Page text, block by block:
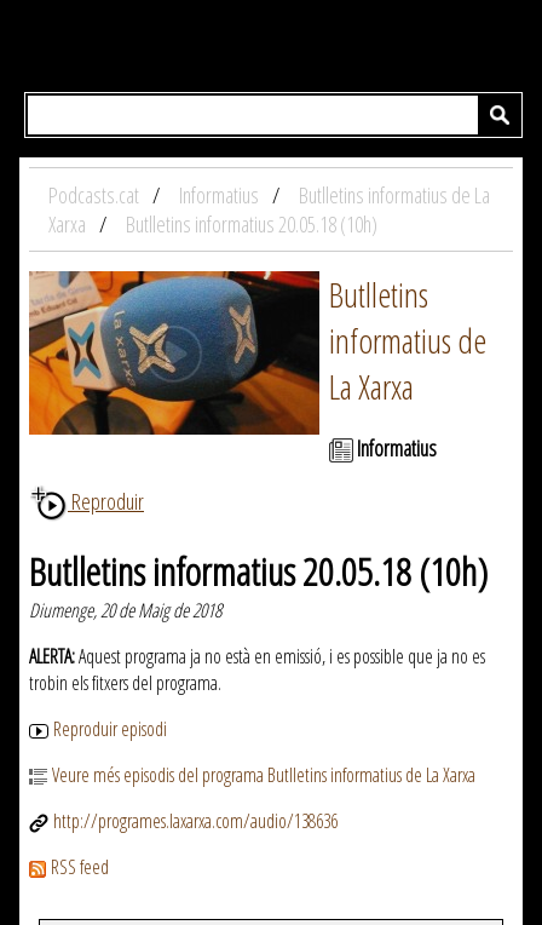
Podcasts.cat Informatius
Butlletins informatius de La
Xarxa
Butlletins informatius 20.05.18 (10h)
Butlletins
informatius de
La Xarxa
Informatius
Reproduir
Butlletins informatius 20.05.18 (10h)
Diumenge, 20 de Maig de 2018
ALERTA:Aquest programa ja no està en emissió, i es possible que ja no es
trobin els fitxers del programa.
Reproduir episodi
Veure més episodis del programa Butlletins informatius de La Xarxa
http://programes.laxarxa.com/audio/138636
RSS feed